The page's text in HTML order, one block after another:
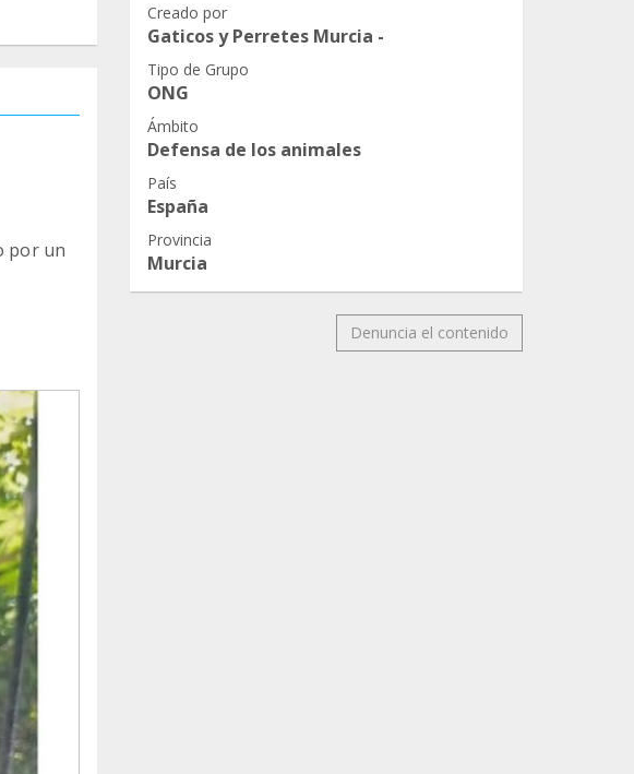
por un
tu
Creado por
Gaticos y Perretes Murcia -
Tipo de Grupo
ONG
Ámbito
Defensa de los animales
País
España
Provincia
Murcia
Denuncia el contenido